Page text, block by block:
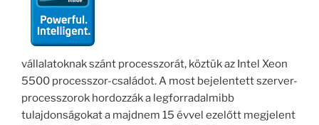
vállalatoknak szánt processzorát, köztük az Intel Xeon
5500 processzor-családot. A most bejelentett szerver-
processzorok hordozzák a legforradalmibb
tulajdonságokat a majdnem 15 évvel ezelőtt megjelent